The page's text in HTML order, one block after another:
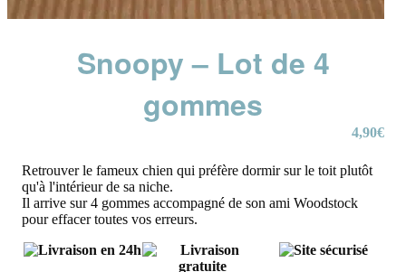
Snoopy – Lot de 4
gommes
4,90€
Retrouver le fameux chien qui préfère dormir sur le toit plutôt
qu'à l'intérieur de sa niche.
Il arrive sur 4 gommes accompagné de son ami Woodstock
pour effacer toutes vos erreurs.